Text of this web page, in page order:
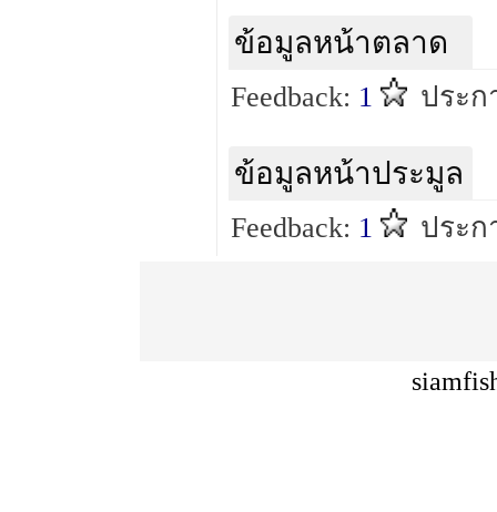
ข้อมูลหน้าตลาด
Feedback: 1 ประก
ข้อมูลหน้าประมูล
Feedback: 1 ประก